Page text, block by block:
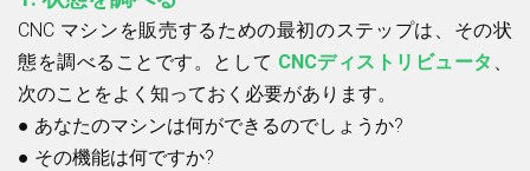
CNC マシンを販売するための最初のステップは、その状
態を調べることです。として CNCディストリビュータ 、
次のことをよく知っておく必要があります。
● あなたのマシンは何ができるのでしょうか?
● その機能は何ですか?